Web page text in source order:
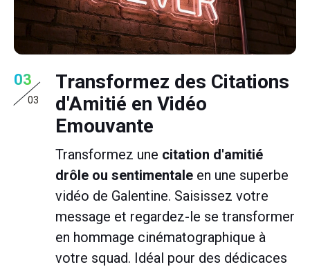
03
03
Transformez des Citations
d'Amitié en Vidéo
Emouvante
Transformez une citation d'amitié
drôle ou sentimentale en une superbe
vidéo de Galentine. Saisissez votre
message et regardez-le se transformer
en hommage cinématographique à
votre squad. Idéal pour des dédicaces